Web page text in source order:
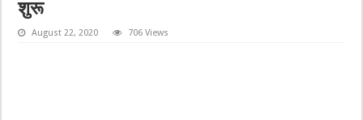
शुरू
August 22, 2020 706 Views